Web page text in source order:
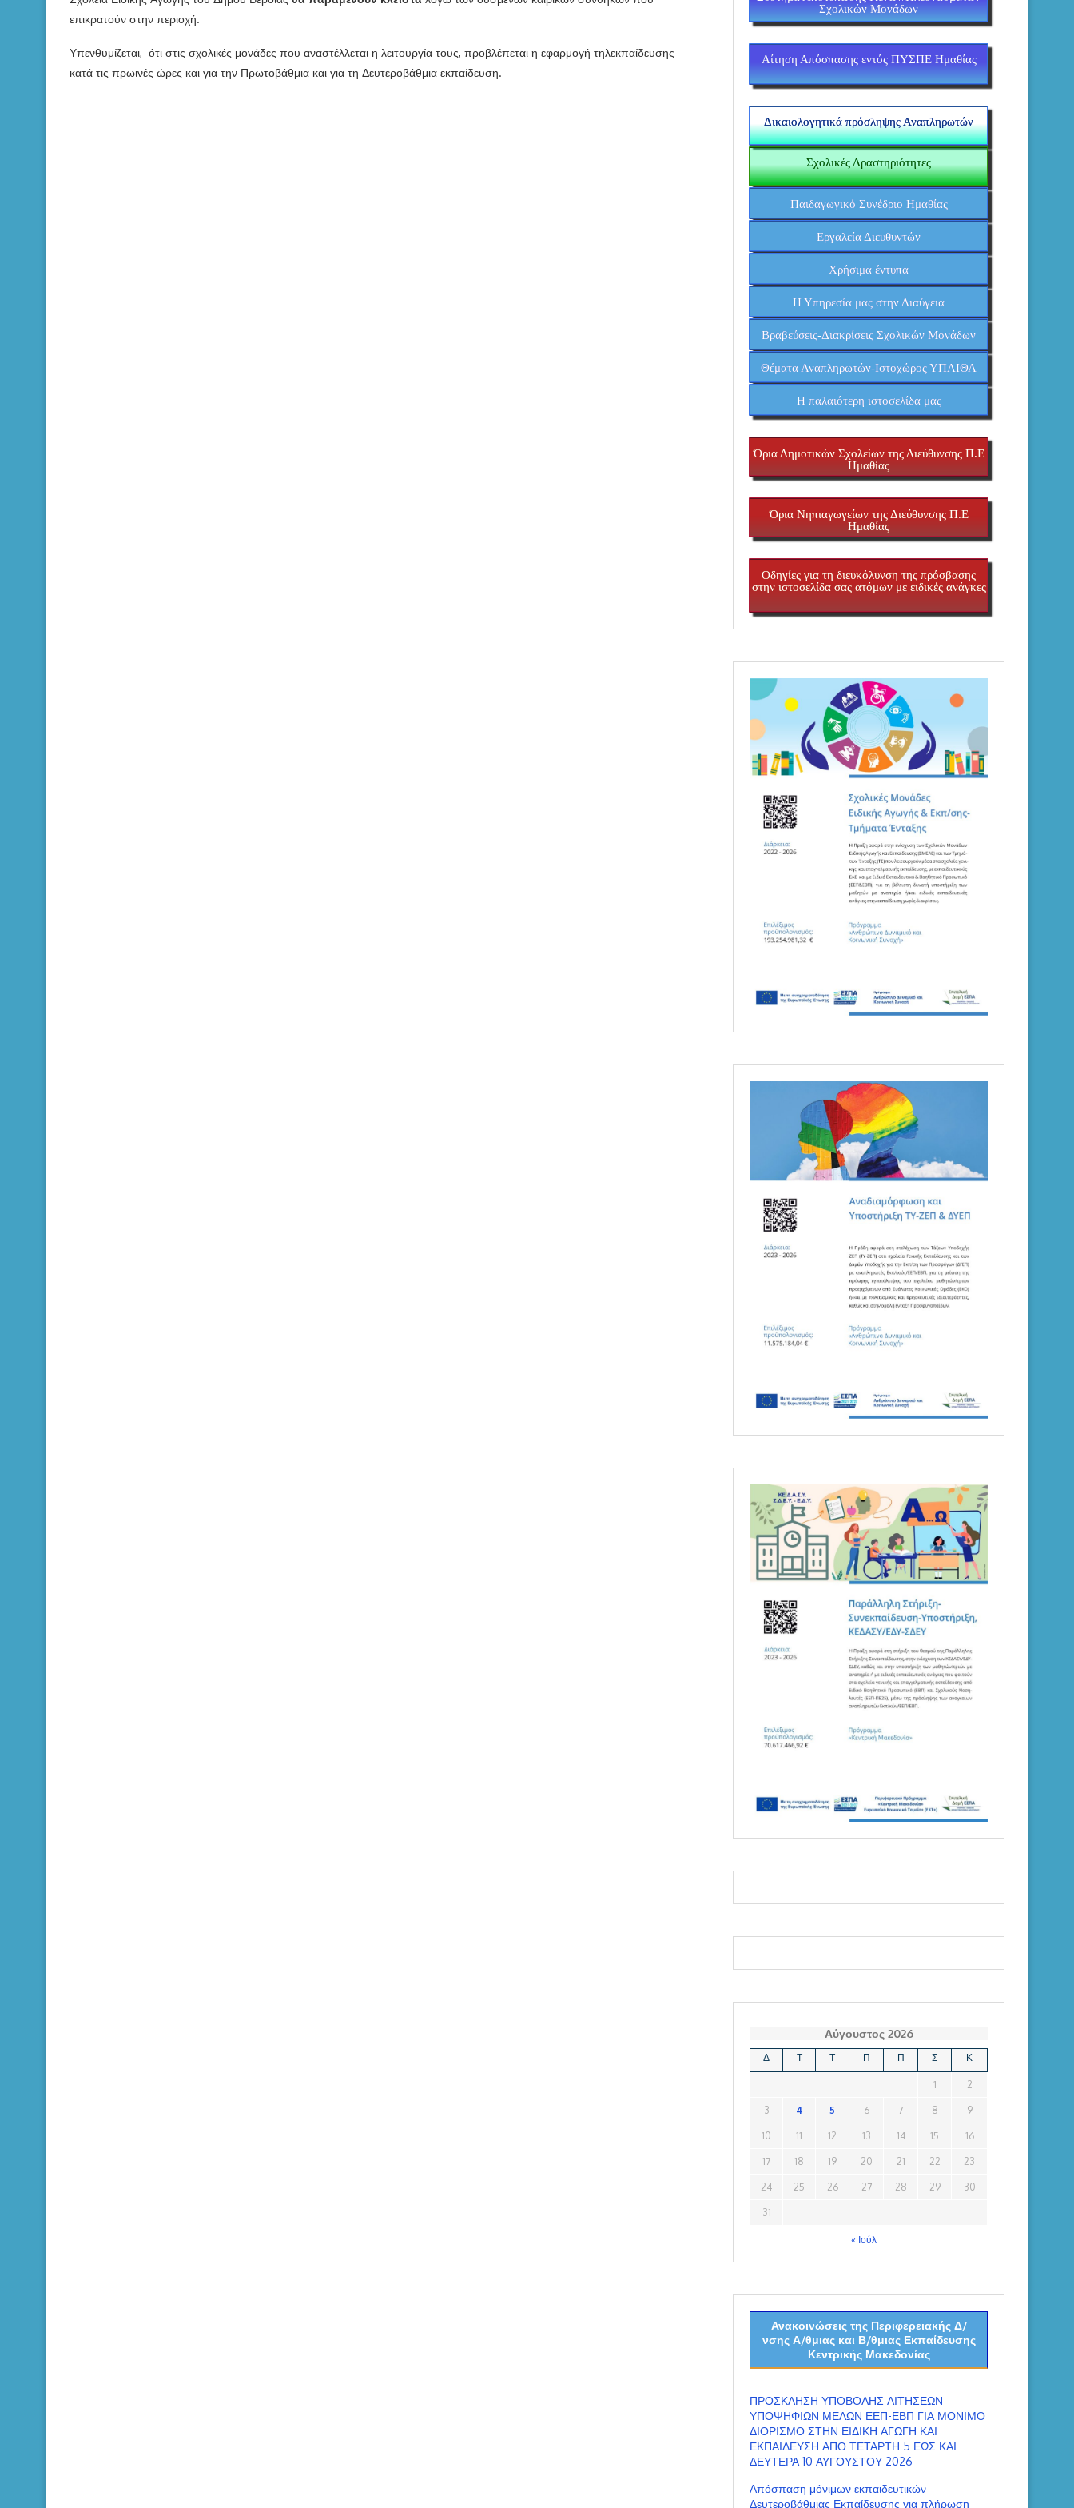
επικρατούν στην περιοχή.
Υπενθυμίζεται, ότι στις σχολικές μονάδες που αναστέλλεται η λειτουργία τους, προβλέπεται η εφαρμογή τηλεκπαίδευσης
κατά τις πρωινές ώρες και για την Πρωτοβάθμια και για τη Δευτεροβάθμια εκπαίδευση.
Σχολικών Μονάδων
Αίτηση Απόσπασης εντός ΠΥΣΠΕ Ημαθίας
Δικαιολογητικά πρόσληψης Αναπληρωτών
Σχολικές Δραστηριότητες
Παιδαγωγικό Συνέδριο Ημαθίας
Εργαλεία Διευθυντών
Χρήσιμα έντυπα
Η Υπηρεσία μας στην Διαύγεια
Βραβεύσεις-Διακρίσεις Σχολικών Μονάδων
Θέματα Αναπληρωτών-Ιστοχώρος ΥΠΑΙΘΑ
H παλαιότερη ιστοσελίδα μας
Όρια Δημοτικών Σχολείων της Διεύθυνσης Π.Ε
Ημαθίας
Όρια Νηπιαγωγείων της Διεύθυνσης Π.Ε
Ημαθίας
Οδηγίες για τη διευκόλυνση της πρόσβασης
στην ιστοσελίδα σας ατόμων με ειδικές ανάγκες
Αύγουστος 2026
Δ Τ Τ Π Π Σ Κ
1 2
3 4 5 6 7 8 9
10 11 12 13 14 15 16
17 18 19 20 21 22 23
24 25 26 27 28 29 30
31
« Ιούλ
Ανακοινώσεις της Περιφερειακής Δ/
νσης Α/θμιας και Β/θμιας Εκπαίδευσης
Κεντρικής Μακεδονίας
ΠΡΟΣΚΛΗΣΗ ΥΠΟΒΟΛΗΣ ΑΙΤΗΣΕΩΝ
ΥΠΟΨΗΦΙΩΝ ΜΕΛΩΝ ΕΕΠ-ΕΒΠ ΓΙΑ ΜΟΝΙΜΟ
ΔΙΟΡΙΣΜΟ ΣΤΗΝ ΕΙΔΙΚΗ ΑΓΩΓΗ ΚΑΙ
ΕΚΠΑΙΔΕΥΣΗ ΑΠΟ ΤΕΤΑΡΤΗ 5 ΕΩΣ ΚΑΙ
ΔΕΥΤΕΡΑ 10 ΑΥΓΟΥΣΤΟΥ 2026
Απόσπαση μόνιμων εκπαιδευτικών
Δευτεροβάθμιας Εκπαίδευσης για πλήρωση